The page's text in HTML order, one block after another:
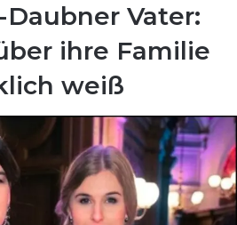
Vater:
ihre Familie
weiß